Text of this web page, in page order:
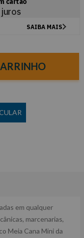
em qualquer
marcenarias,
Meia Cana Mini da